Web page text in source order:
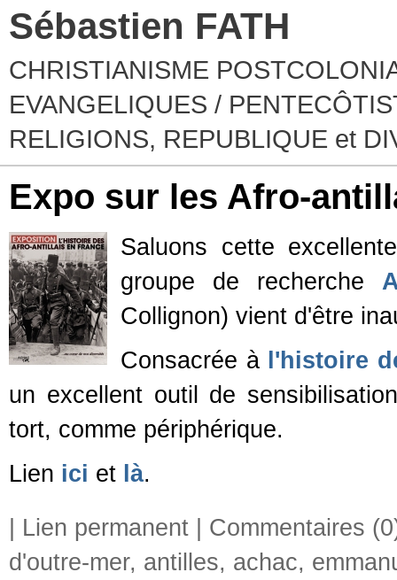
Sébastien FATH
CHRISTIANISME
EVANGELIQUES /
RELIGIONS, REPUBLIQUE et
Expo sur les Afro-
Saluons cette
groupe de recherche
Collignon) vient d'être
Consacrée àl'histoire
un excellent outil de
tort, comme périphérique.
Lien ici et là.
Lien permanent
Commentaires
d'outre-mer, antilles, achac,